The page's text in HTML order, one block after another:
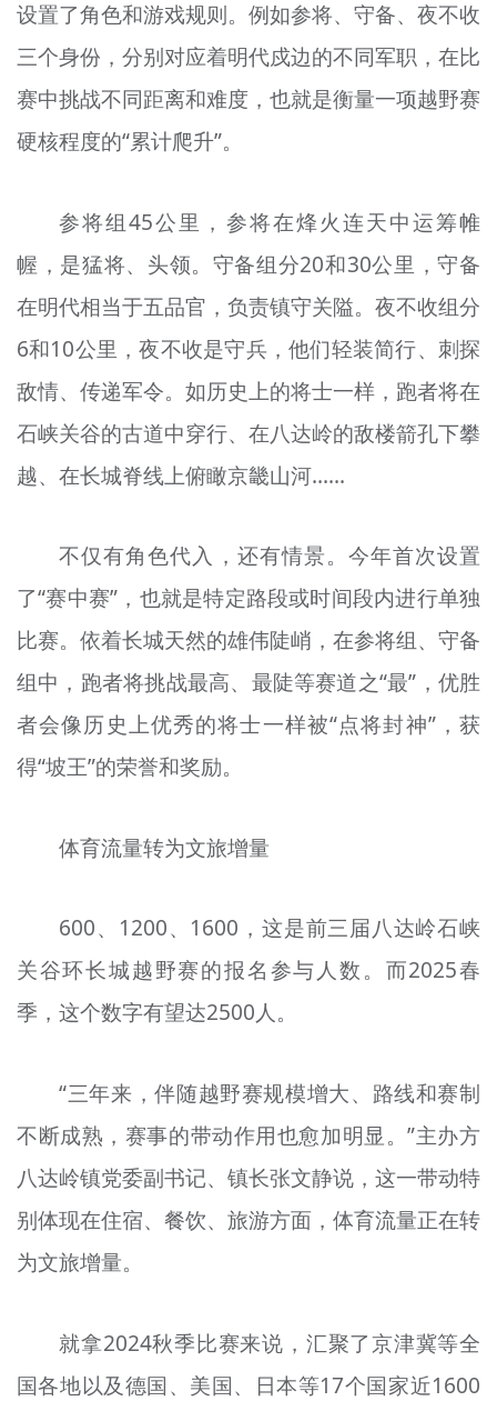
设置了角色和游戏规则。例如参将、守备、夜不收
三个身份，分别对应着明代戍边的不同军职，在比
赛中挑战不同距离和难度，也就是衡量一项越野赛
硬核程度的“累计爬升”。
参将组45公里，参将在烽火连天中运筹帷
幄，是猛将、头领。守备组分20和30公里，守备
在明代相当于五品官，负责镇守关隘。夜不收组分
6和10公里，夜不收是守兵，他们轻装简行、刺探
敌情、传递军令。如历史上的将士一样，跑者将在
石峡关谷的古道中穿行、在八达岭的敌楼箭孔下攀
越、在长城脊线上俯瞰京畿山河……
不仅有角色代入，还有情景。今年首次设置
了“赛中赛”，也就是特定路段或时间段内进行单独
比赛。依着长城天然的雄伟陡峭，在参将组、守备
组中，跑者将挑战最高、最陡等赛道之“最”，优胜
者会像历史上优秀的将士一样被“点将封神”，获
得“坡王”的荣誉和奖励。
体育流量转为文旅增量
600、1200、1600，这是前三届八达岭石峡
关谷环长城越野赛的报名参与人数。而2025春
季，这个数字有望达2500人。
“三年来，伴随越野赛规模增大、路线和赛制
不断成熟，赛事的带动作用也愈加明显。”主办方
八达岭镇党委副书记、镇长张文静说，这一带动特
别体现在住宿、餐饮、旅游方面，体育流量正在转
为文旅增量。
就拿2024秋季比赛来说，汇聚了京津冀等全
国各地以及德国、美国、日本等17个国家近1600